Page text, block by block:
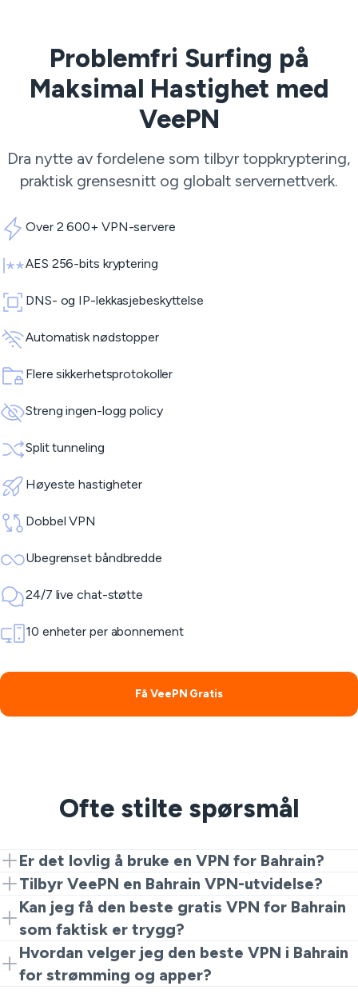
Problemfri Surfing på
Maksimal Hastighet med
VeePN
Dra nytte av fordelene som tilbyr toppkryptering,
praktisk grensesnitt og globalt servernettverk.
Over 2 600+ VPN-servere
AES 256-bits kryptering
DNS- og IP-lekkasjebeskyttelse
Automatisk nødstopper
Flere sikkerhetsprotokoller
Streng ingen-logg policy
Split tunneling
Høyeste hastigheter
Dobbel VPN
Ubegrenset båndbredde
24/7 live chat-støtte
10 enheter per abonnement
Få VeePN Gratis
Ofte stilte spørsmål
Er det lovlig å bruke en VPN for Bahrain?
VPN-er er lovlige for personvern og sikkerhet. Hvis du
lurer på om VPN er ulovlig i Bahrain, bruk bare pålitelige
tjenester som VeePN ansvarlig og følg lokale regler.
Tilbyr VeePN en Bahrain VPN-utvidelse?
Ja. Begynn med Chrome-utvidelsen for en rask og
gratis Bahrain VPN-opplevelse. Oppgrader til
fullstendige apper for mer hastighet og
serveralternativer.
Kan jeg få den beste gratis VPN for Bahrain
som faktisk er trygg?
Gratis alternativer reduserer ofte
tilkoblingshastigheten eller sporer aktiviteten din.
VeePN gir en trygg måte å prøve en gratis VPN med
Hvordan velger jeg den beste VPN i Bahrain
for strømming og apper?